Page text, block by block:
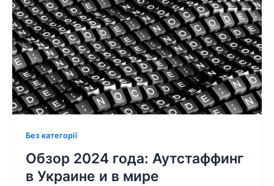
Без категорії
Обзор 2024 года: Аутстаффинг
в Украине и в мире